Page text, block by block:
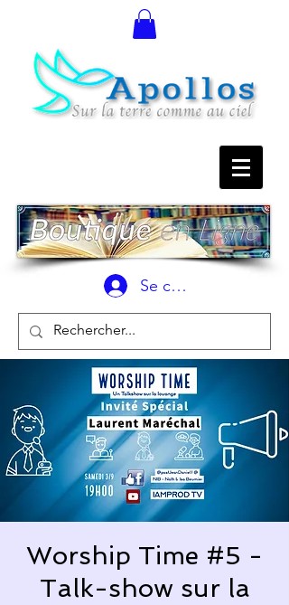
Se connecter
Worship Time #5 -
Talk-show sur la